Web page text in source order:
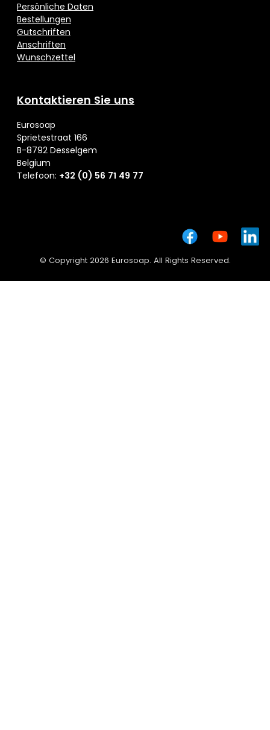
Persönliche Daten
Bestellungen
Gutschriften
Anschriften
Wunschzettel
Kontaktieren Sie uns
Eurosoap
Sprietestraat 166
B-8792 Desselgem
Belgium
Telefoon: +32 (0) 56 71 49 77
© Copyright 2026 Eurosoap. All Rights Reserved.